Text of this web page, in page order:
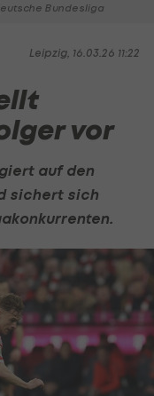
Bundesliga
Leipzig, 16.03.26 11:22
vor
auf den
sichert sich